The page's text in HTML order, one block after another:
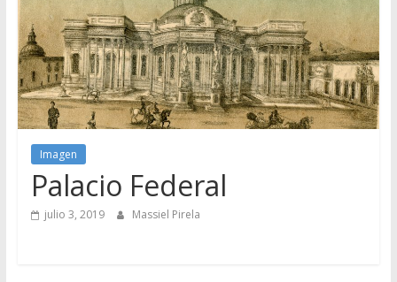
Imagen
Palacio Federal
julio 3, 2019 Massiel Pirela